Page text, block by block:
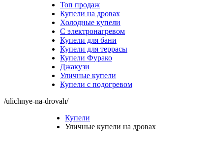
Топ продаж
Купели на дровах
Холодные купели
С электронагревом
Купели для бани
Купели для террасы
Купели Фурако
Джакузи
Уличные купели
Купели с подогревом
/ulichnye-na-drovah/
Купели
Уличные купели на дровах